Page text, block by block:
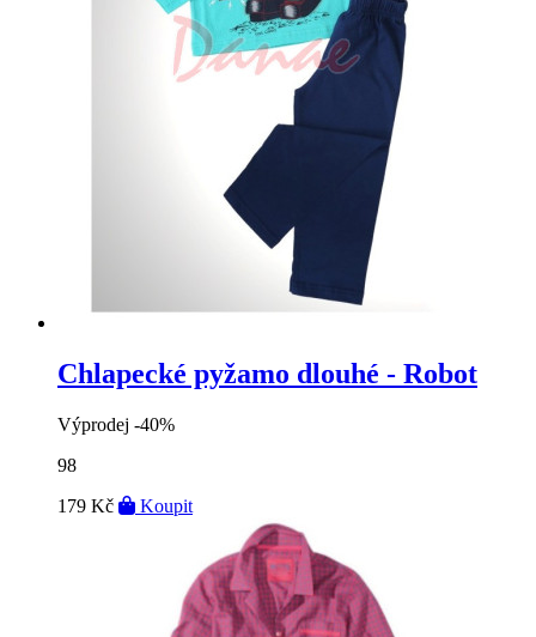
Chlapecké pyžamo dlouhé - Robot
Výprodej -40%
98
179 Kč
Koupit